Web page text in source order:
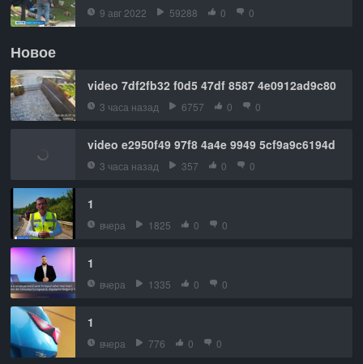
9 авг 2022 59288 0 0
Новое
video 7df2fb32 f0d5 47df 8587 4e0912ad9c80
3 часа назад 6757 0 0
video e2950f49 97f8 4a4e 9949 5cf9a9c6194d
3 часа назад 357 0 0
1
вчера 1825 0 0
1
вчера 1335 0 0
1
вчера 776 0 0